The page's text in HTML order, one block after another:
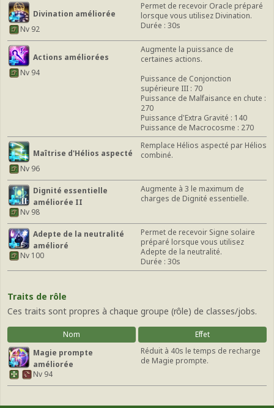
Divination améliorée
Nv 92
Permet de recevoir Oracle préparé
lorsque vous utilisez Divination.
Durée : 30s
Actions améliorées
Nv 94
Augmente la puissance de
certaines actions.
Puissance de Conjonction
supérieure III : 70
Puissance de Malfaisance en chute :
270
Puissance d'Extra Gravité : 140
Puissance de Macrocosme : 270
Maîtrise d'Hélios aspecté
Nv 96
Remplace Hélios aspecté par Hélios
combiné.
Dignité essentielle
améliorée II
Nv 98
Augmente à 3 le maximum de
charges de Dignité essentielle.
Adepte de la neutralité
amélioré
Nv 100
Permet de recevoir Signe solaire
préparé lorsque vous utilisez
Adepte de la neutralité.
Durée : 30s
Traits de rôle
Ces traits sont propres à chaque groupe (rôle) de classes/jobs.
Nom
Effet
Magie prompte
améliorée
Nv 94
Réduit à 40s le temps de recharge
de Magie prompte.